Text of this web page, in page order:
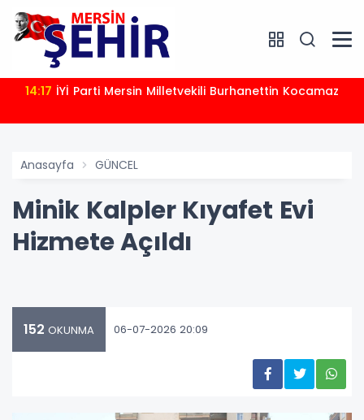
14:17 İYİ Parti Mersin Milletvekili Burhanettin Kocamaz
Anasayfa GÜNCEL
Minik Kalpler Kıyafet Evi
Hizmete Açıldı
152 OKUNMA 06-07-2026 20:09